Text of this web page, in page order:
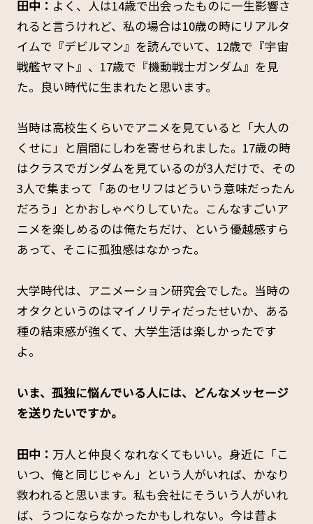
田中： よく、人は14歳で出会ったものに一生影響さ
れると言うけれど、私の場合は10歳の時にリアルタ
イムで『デビルマン』を読んでいて、12歳で『宇宙
戦艦ヤマト』、17歳で『機動戦士ガンダム』を見
た。良い時代に生まれたと思います。
当時は高校生くらいでアニメを見ていると「大人の
くせに」と眉間にしわを寄せられました。17歳の時
はクラスでガンダムを見ているのが3人だけで、その
3人で集まって「あのセリフはどういう意味だったん
だろう」とかおしゃべりしていた。こんなすごいア
ニメを楽しめるのは俺たちだけ、という優越感すら
あって、そこに孤独感はなかった。
大学時代は、アニメーション研究会でした。当時の
オタクというのはマイノリティだったせいか、ある
種の結束感が強くて、大学生活は楽しかったです
よ。
――いま、孤独に悩んでいる人には、どんなメッセージ
を送りたいですか。
田中： 万人と仲良くなれなくてもいい。身近に「こ
いつ、俺と同じじゃん」という人がいれば、かなり
救われると思います。私も会社にそういう人がいれ
ば、うつにならなかったかもしれない。今は昔よ